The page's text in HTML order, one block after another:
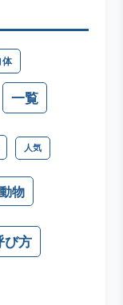
体
一覧
人気
動物
び方